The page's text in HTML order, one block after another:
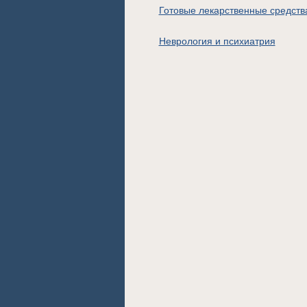
Готовые лекарственные
Неврология и психиатрия